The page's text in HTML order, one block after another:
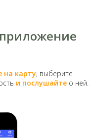
на карту, выберите
и послушайте о ней.